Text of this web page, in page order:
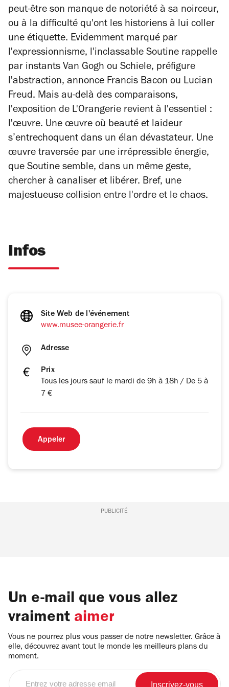
peut-être son manque de notoriété à sa noirceur,
ou à la difficulté qu'ont les historiens à lui coller
une étiquette. Evidemment marqué par
l'expressionnisme, l'inclassable Soutine rappelle
par instants Van Gogh ou Schiele, préfigure
l'abstraction, annonce Francis Bacon ou Lucian
Freud. Mais au-delà des comparaisons,
l'exposition de L'Orangerie revient à l'essentiel :
l'œuvre. Une œuvre où beauté et laideur
s’entrechoquent dans un élan dévastateur. Une
œuvre traversée par une irrépressible énergie,
que Soutine semble, dans un même geste,
chercher à canaliser et libérer. Bref, une
majestueuse collision entre l'ordre et le chaos.
Infos
Site Web de l'événement
www.musee-orangerie.fr
Adresse
Prix
Tous les jours sauf le mardi de 9h à 18h / De 5 à
7 €
Appeler
PUBLICITÉ
Un e-mail que vous allez
vraiment aimer
Vous ne pourrez plus vous passer de notre newsletter. Grâce à
elle, découvrez avant tout le monde les meilleurs plans du
moment.